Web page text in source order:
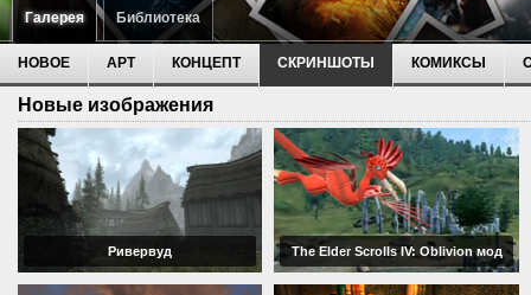
Галерея Библиотека
НОВОЕ АРТ КОНЦЕПТ СКРИНШОТЫ КОМИКСЫ
Новые изображения
Ривервуд The Elder Scrolls IV: Oblivion мод